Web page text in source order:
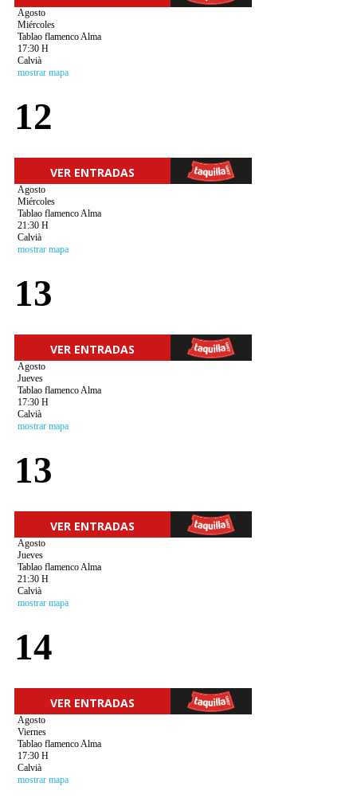
Agosto
Miércoles
Tablao flamenco Alma
17:30 H
Calvià
mostrar mapa
12
VER ENTRADAS
Agosto
Miércoles
Tablao flamenco Alma
21:30 H
Calvià
mostrar mapa
13
VER ENTRADAS
Agosto
Jueves
Tablao flamenco Alma
17:30 H
Calvià
mostrar mapa
13
VER ENTRADAS
Agosto
Jueves
Tablao flamenco Alma
21:30 H
Calvià
mostrar mapa
14
VER ENTRADAS
Agosto
Viernes
Tablao flamenco Alma
17:30 H
Calvià
mostrar mapa